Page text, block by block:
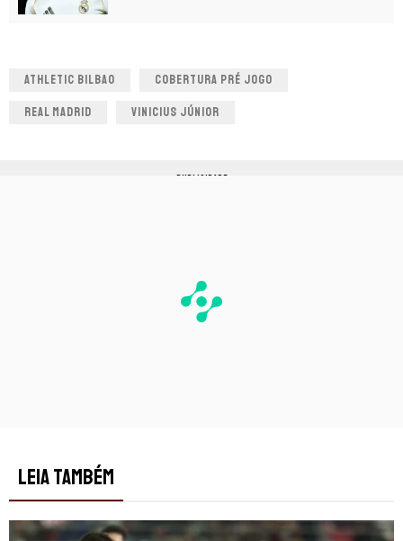
ATHLETIC BILBAO COBERTURA PRÉ JOGO
REAL MADRID VINICIUS JÚNIOR
PUBLICIDADE
LEIA TAMBÉM